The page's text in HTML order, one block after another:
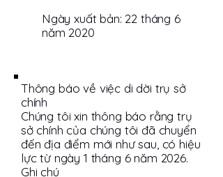
Ngày xuất bản: 22 tháng 6
năm 2020
Thông báo về việc di dời trụ sở
chính
Chúng tôi xin thông báo rằng trụ
sở chính của chúng tôi đã chuyển
đến địa điểm mới như sau, có hiệu
lực từ ngày 1 tháng 6 năm 2026.
Ghi chú